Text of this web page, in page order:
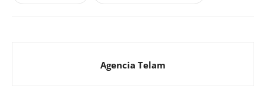
Agencia Telam